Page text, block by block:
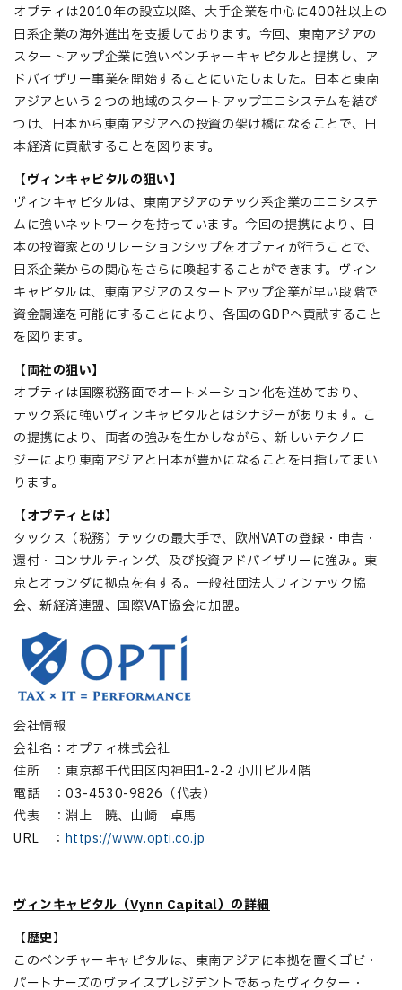
オプティは2010年の設立以降、大手企業を中心に400社以上の
日系企業の海外進出を支援しております。今回、東南アジアの
スタートアップ企業に強いベンチャーキャピタルと提携し、ア
ドバイザリー事業を開始することにいたしました。日本と東南
アジアという２つの地域のスタートアップエコシステムを結び
つけ、日本から東南アジアへの投資の架け橋になることで、日
本経済に貢献することを図ります。
【ヴィンキャピタルの狙い】
ヴィンキャピタルは、東南アジアのテック系企業のエコシステ
ムに強いネットワークを持っています。今回の提携により、日
本の投資家とのリレーションシップをオプティが行うことで、
日系企業からの関心をさらに喚起することができます。ヴィン
キャピタルは、東南アジアのスタートアップ企業が早い段階で
資金調達を可能にすることにより、各国のGDPへ貢献すること
を図ります。
【両社の狙い】
オプティは国際税務面でオートメーション化を進めており、
テック系に強いヴィンキャピタルとはシナジーがあります。こ
の提携により、両者の強みを生かしながら、新しいテクノロ
ジーにより東南アジアと日本が豊かになることを目指してまい
ります。
【オプティとは】
タックス（税務）テックの最大手で、欧州VATの登録・申告・
還付・コンサルティング、及び投資アドバイザリーに強み。東
京とオランダに拠点を有する。一般社団法人フィンテック協
会、新経済連盟、国際VAT協会に加盟。
会社情報
会社名：オプティ株式会社
住所 ：東京都千代田区内神田1-2-2 小川ビル4階
電話 ：03-4530-9826（代表）
代表 ：淵上 暁、山崎 卓馬
URL ： https://www.opti.co.jp
ヴィンキャピタル（Vynn Capital）の詳細
【歴史】
このベンチャーキャピタルは、東南アジアに本拠を置くゴビ・
パートナーズのヴァイスプレジデントであったヴィクター・